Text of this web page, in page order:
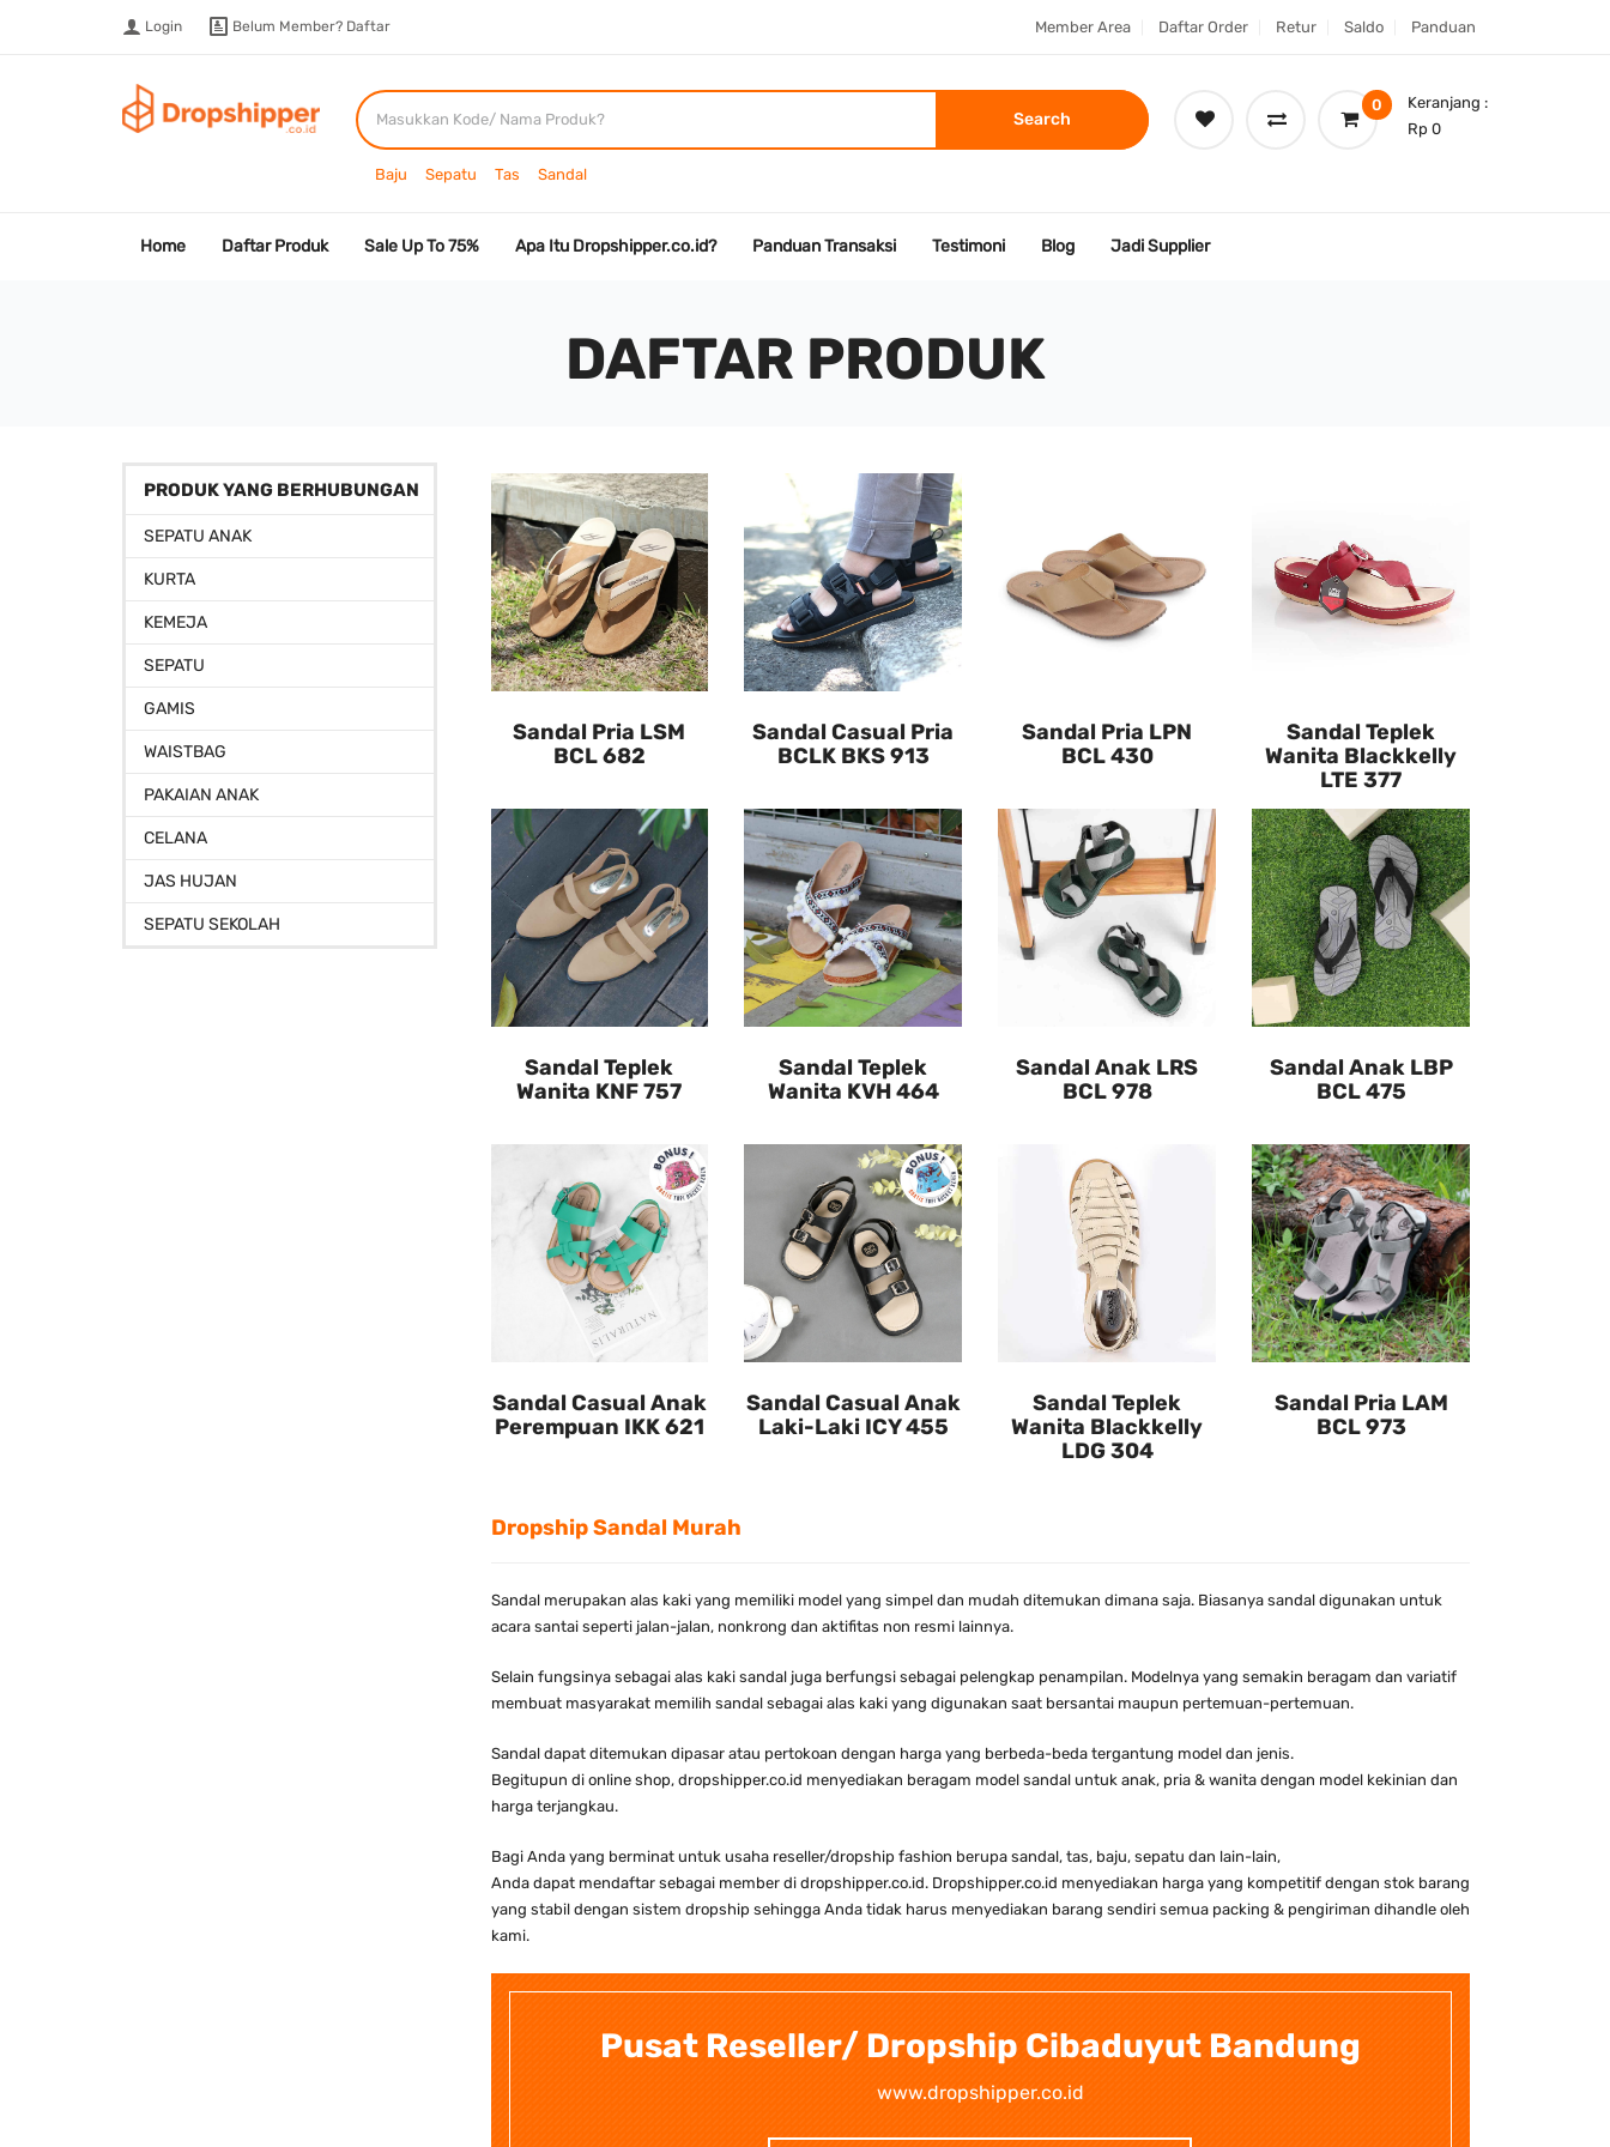
Login Belum Member? Daftar Member Area Daftar Order Retur Saldo Panduan
Search
Baju Sepatu Tas Sandal
0
Keranjang :
Rp 0
Home Daftar Produk Sale Up To 75% Apa Itu Dropshipper.co.id? Panduan Transaksi Testimoni Blog Jadi Supplier
DAFTAR PRODUK
PRODUK YANG BERHUBUNGAN
SEPATU ANAK
KURTA
KEMEJA
SEPATU
GAMIS
WAISTBAG
PAKAIAN ANAK
CELANA
JAS HUJAN
SEPATU SEKOLAH
Sandal Pria LSM
BCL 682
Sandal Casual Pria
BCLK BKS 913
Sandal Pria LPN
BCL 430
Sandal Teplek
Wanita Blackkelly
LTE 377
Sandal Teplek
Wanita KNF 757
Sandal Teplek
Wanita KVH 464
Sandal Anak LRS
BCL 978
Sandal Anak LBP
BCL 475
Sandal Casual Anak
Perempuan IKK 621
Sandal Casual Anak
Laki-Laki ICY 455
Sandal Teplek
Wanita Blackkelly
LDG 304
Sandal Pria LAM
BCL 973
Dropship Sandal Murah
Sandal merupakan alas kaki yang memiliki model yang simpel dan mudah ditemukan dimana saja. Biasanya sandal digunakan untuk
acara santai seperti jalan-jalan, nonkrong dan aktifitas non resmi lainnya.
Selain fungsinya sebagai alas kaki sandal juga berfungsi sebagai pelengkap penampilan. Modelnya yang semakin beragam dan variatif
membuat masyarakat memilih sandal sebagai alas kaki yang digunakan saat bersantai maupun pertemuan-pertemuan.
Sandal dapat ditemukan dipasar atau pertokoan dengan harga yang berbeda-beda tergantung model dan jenis.
Begitupun di online shop, dropshipper.co.id menyediakan beragam model sandal untuk anak, pria & wanita dengan model kekinian dan
harga terjangkau.
Bagi Anda yang berminat untuk usaha reseller/dropship fashion berupa sandal, tas, baju, sepatu dan lain-lain,
Anda dapat mendaftar sebagai member di dropshipper.co.id. Dropshipper.co.id menyediakan harga yang kompetitif dengan stok barang
yang stabil dengan sistem dropship sehingga Anda tidak harus menyediakan barang sendiri semua packing & pengiriman dihandle oleh
kami.
Pusat Reseller/ Dropship Cibaduyut Bandung
www.dropshipper.co.id